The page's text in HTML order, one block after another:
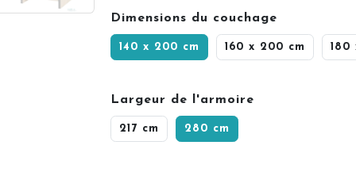
Dimensions du couchage
140 x 200 cm 160 x 200 cm 180
Largeur de l'armoire
217 cm 280 cm